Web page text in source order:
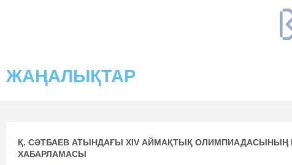
ЖАҢАЛЫҚТАР
Қ. СӘТБАЕВ АТЫНДАҒЫ ХІV АЙМАҚТЫҚ ОЛИМПИАДАСЫНЫҢ
ХАБАРЛАМАСЫ